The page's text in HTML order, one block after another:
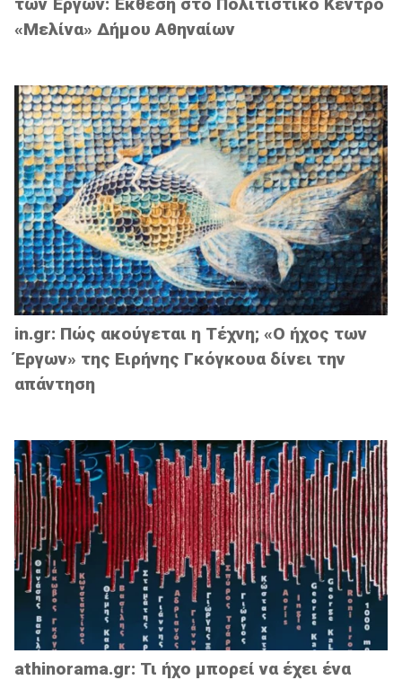
των Έργων: Έκθεση στο Πολιτιστικό Κέντρο
«Μελίνα» Δήμου Αθηναίων
in.gr: Πώς ακούγεται η Τέχνη; «Ο ήχος των
Έργων» της Ειρήνης Γκόγκουα δίνει την
απάντηση
athinorama.gr: Τι ήχο μπορεί να έχει ένα